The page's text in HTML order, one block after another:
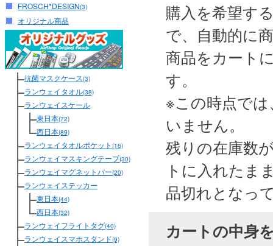
FROSCH*DESIGN(3)
オリジナル商品
抗菌マスクケース(3)
ランウェイタオル(38)
ランウェイスケール
東日本(72)
西日本(89)
ランウェイタオルポケット (16)
ランウェイマスキングテープ(30)
ランウェイマグネットバー(20)
ランウェイステッカー
東日本(44)
西日本(32)
ランウェイフライトタグ(40)
ランウェイスマホスタンド(9)
購入を希望す
で、自動的に
商品をカート
す。
※この時点で
いません。
残りの在庫数
トに入れたま
品切れとなっ
カートの中身